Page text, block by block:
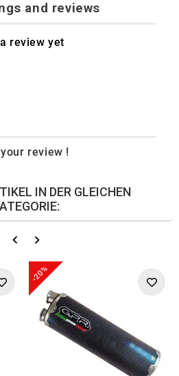
and reviews
review yet
review !
IN DER GLEICHEN
-20%